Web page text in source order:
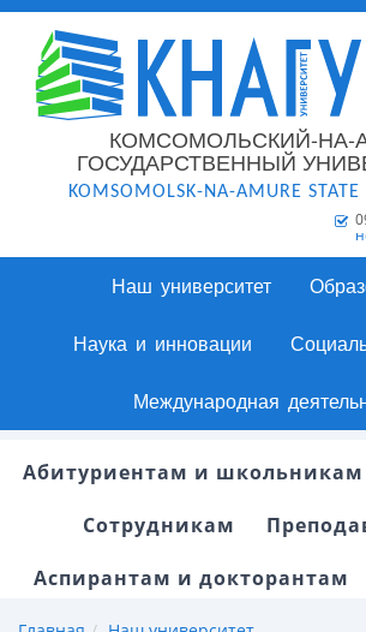
КОМСОМОЛЬСКИЙ-НА-
ГОСУДАРСТВЕННЫЙ
KOMSOMOLSK-NA-AMURE STATE
Наш университет
Наука и инновации
Международная
Абитуриентам и школьникам
Сотрудникам
Аспирантам и докторантам